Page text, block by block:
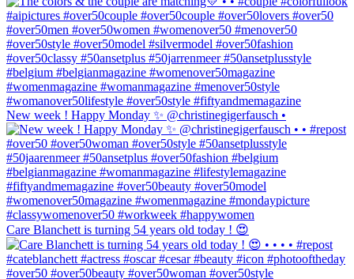
New week ! Happy Monday ✨ @christinegigerfausch •
Care Blanchett is turning 54 years old today ! 😍